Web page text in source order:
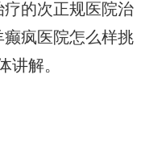
的次正规医院治
疯医院怎么样挑
讲解。